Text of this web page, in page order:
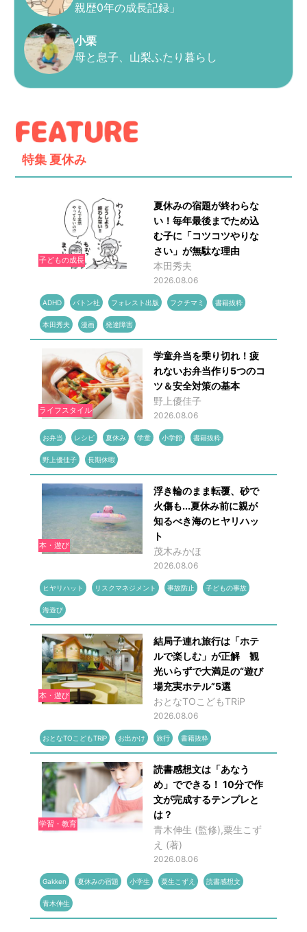
親歴0年の成長記録」
小栗
母と息子、山梨ふたり暮らし
特集 夏休み
子どもの成長
夏休みの宿題が終わらな
い！毎年最後までため込
む子に「コツコツやりな
さい」が無駄な理由
本田秀夫
2026.08.06
ADHD バトン社 フォレスト出版 フクチマミ 書籍抜粋
本田秀夫 漫画 発達障害
ライフスタイル
学童弁当を乗り切れ！疲
れないお弁当作り5つのコ
ツ＆安全対策の基本
野上優佳子
2026.08.06
お弁当 レシピ 夏休み 学童 小学館 書籍抜粋
野上優佳子 長期休暇
本・遊び
浮き輪のまま転覆、砂で
火傷も...夏休み前に親が
知るべき海のヒヤリハッ
ト
茂木みかほ
2026.08.06
ヒヤリハット リスクマネジメント 事故防止 子どもの事故
海遊び
本・遊び
結局子連れ旅行は「ホテ
ルで楽しむ」が正解 観
光いらずで大満足の“遊び
場充実ホテル”5選
おとなTOこどもTRiP
2026.08.06
おとなTOこどもTRiP お出かけ 旅行 書籍抜粋
学習・教育
読書感想文は「あなう
め」でできる！ 10分で作
文が完成するテンプレと
は？
青木伸生 (監修),粟生こず
え (著)
2026.08.06
Gakken 夏休みの宿題 小学生 粟生こずえ 読書感想文
青木伸生